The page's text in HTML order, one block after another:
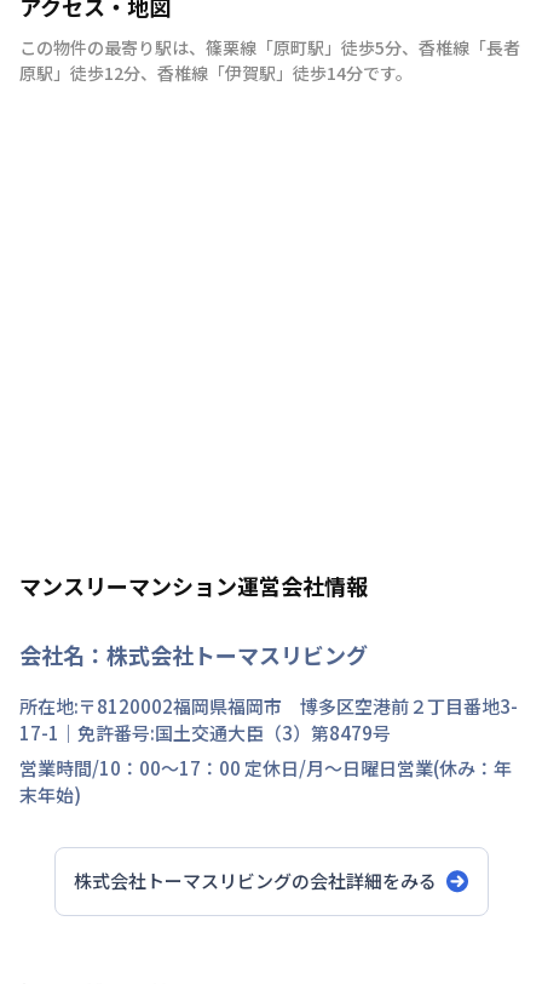
この物件の最寄り駅は、 篠栗線 「原町駅 」 徒歩5分、 香椎線 「長者
原駅 」 徒歩12分、 香椎線 「伊賀駅 」 徒歩14分です。
マンスリーマンション運営会社情報
会社名： 株式会社トーマスリビング
所在地:〒8120002福岡県福岡市 博多区空港前２丁目番地3-
17-1 ｜免許番号:国土交通大臣（3）第8479号
営業時間/10：00～17：00 定休日/月～日曜日営業(休み：年
末年始)
株式会社トーマスリビングの会社詳細をみる